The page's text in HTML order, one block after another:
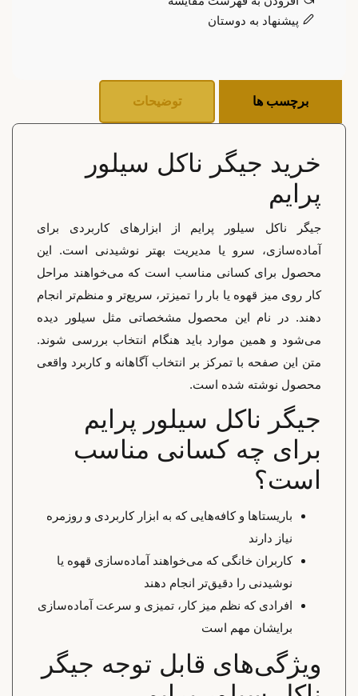
پیشنهاد به دوستان
توضیحات برچسب ها
خرید جیگر ناکل سیلور
پرایم
جیگر ناکل سیلور پرایم از ابزارهای کاربردی برای
آماده‌سازی، سرو یا مدیریت بهتر نوشیدنی است. این
محصول برای کسانی مناسب است که می‌خواهند مراحل
کار روی میز قهوه یا بار را تمیزتر، سریع‌تر و منظم‌تر انجام
دهند. در نام این محصول مشخصاتی مثل سیلور دیده
می‌شود و همین موارد باید هنگام انتخاب بررسی شوند.
متن این صفحه با تمرکز بر انتخاب آگاهانه و کاربرد واقعی
محصول نوشته شده است.
جیگر ناکل سیلور پرایم
برای چه کسانی مناسب
است؟
باریستاها و کافه‌هایی که به ابزار کاربردی و روزمره
نیاز دارند
کاربران خانگی که می‌خواهند آماده‌سازی قهوه یا
نوشیدنی را دقیق‌تر انجام دهند
افرادی که نظم میز کار، تمیزی و سرعت آماده‌سازی
برایشان مهم است
ویژگی‌های قابل توجه جیگر